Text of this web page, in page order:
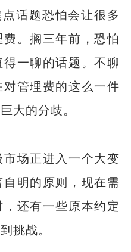
话题恐怕会让很多
。搁三年前，恐怕
一聊的话题。不聊
管理费的这么一件
大的分歧。
场正进入一个大变
明的原则，现在需
还有一些原本约定
挑战。